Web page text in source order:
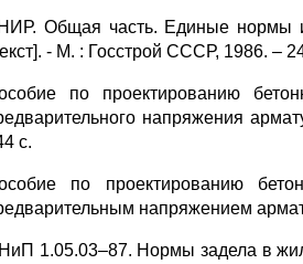
Общая часть. Единые нормы и
- М. : Госстрой СССР, 1986. –
по проектированию
напряжения
с.
по проектированию
напряжением
1.05.03–87. Нормы задела в